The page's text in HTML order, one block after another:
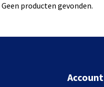
Geen producten gevonden.
Account